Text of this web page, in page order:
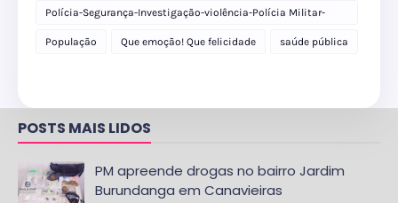
Polícia-Segurança-Investigação-violência-Polícia Militar-
delegacia
População Que emoção! Que felicidade saúde pública
POSTS MAIS LIDOS
PM apreende drogas no bairro Jardim
Burundanga em Canavieiras